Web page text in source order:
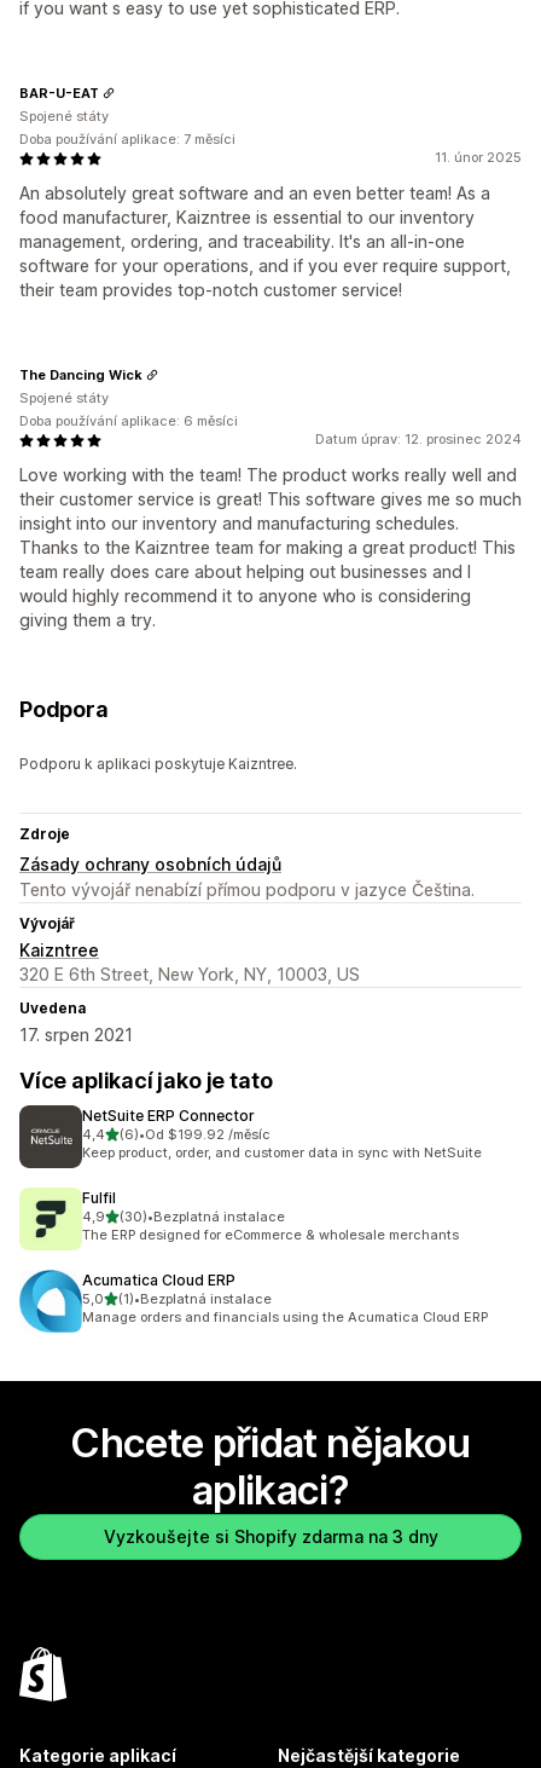
if you want s easy to use yet sophisticated ERP.
11. únor 2025
An absolutely great software and an even better team! As a
food manufacturer, Kaizntree is essential to our inventory
management, ordering, and traceability. It's an all-in-one
software for your operations, and if you ever require support,
their team provides top-notch customer service!
BAR-U-EAT
Spojené státy
Doba používání aplikace: 7 měsíci
Datum úprav: 12. prosinec 2024
Love working with the team! The product works really well and
their customer service is great! This software gives me so much
insight into our inventory and manufacturing schedules.
Thanks to the Kaizntree team for making a great product! This
team really does care about helping out businesses and I
would highly recommend it to anyone who is considering
giving them a try.
The Dancing Wick
Spojené státy
Doba používání aplikace: 6 měsíci
Podpora
Podporu k aplikaci poskytuje Kaizntree.
Zdroje
Zásady ochrany osobních údajů
Tento vývojář nenabízí přímou podporu v jazyce Čeština.
Vývojář
Kaizntree
320 E 6th Street, New York, NY, 10003, US
Uvedena
17. srpen 2021
Více aplikací jako je tato
NetSuite ERP Connector
4,4z 5 hvězd
(6)
Celkový počet recenzí: 6
•Od $199.92 /měsíc
Keep product, order, and customer data in sync with NetSuite
Fulfil
4,9z 5 hvězd
(30)
Celkový počet recenzí: 30
•Bezplatná instalace
The ERP designed for eCommerce & wholesale merchants
Acumatica Cloud ERP
5,0z 5 hvězd
(1)
Celkový počet recenzí: 1
•Bezplatná instalace
Manage orders and financials using the Acumatica Cloud ERP
Chcete přidat nějakou
aplikaci?
Vyzkoušejte si Shopify zdarma na 3 dny
Kategorie aplikací Nejčastější kategorie